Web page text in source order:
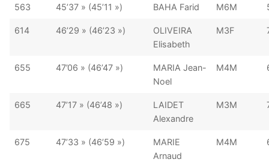
563 45’37 » (45’11 ») BAHA Farid M6M
614 46’29 » (46’23 »)
OLIVEIRA
Elisabeth
M3F
655 47’06 » (46’47 »)
MARIA Jean-
Noel
M4M
665 47’17 » (46’48 »)
LAIDET
Alexandre
M3M
675 47’33 » (46’59 »)
MARIE
Arnaud
M4M